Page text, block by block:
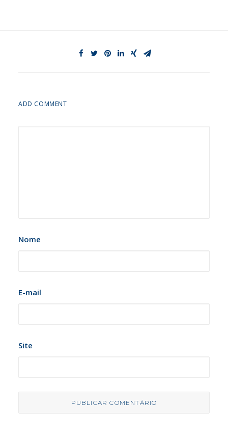
ADD COMMENT
Nome
E-mail
Site